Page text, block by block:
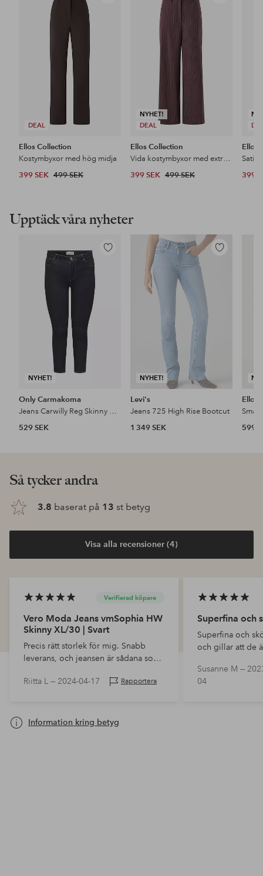
DEAL
Ellos Collection
Kostymbyxor med hög midja
399 SEK 499 SEK
NYHET!
DEAL
Ellos Collection
Vida kostymbyxor med extra hög midja
399 SEK 499 SEK
Ellos
399
Upptäck våra nyheter
NYHET!
Lägg
Only Carmakoma
Jeans Carwilly Reg Skinny Ank Dnm Box Noo
529 SEK
NYHET!
Lägg
Levi's
Jeans 725 High Rise Bootcut
1 349 SEK
Ellos
599
Så tycker andra
3.8 baserat på 13 st betyg
Visa alla recensioner (4)
Verifierad köpare
Vero Moda Jeans vmSophia HW
Skinny XL/30 | Svart
Precis rätt storlek för mig. Snabb
leverans, och jeansen är sådana som
stämmer med storleken jag tittade på
Riitta L — 2024-04-17 Rapportera
Superfina och
Superfina och
och gillar att de
Susanne M —
04
Information kring betyg